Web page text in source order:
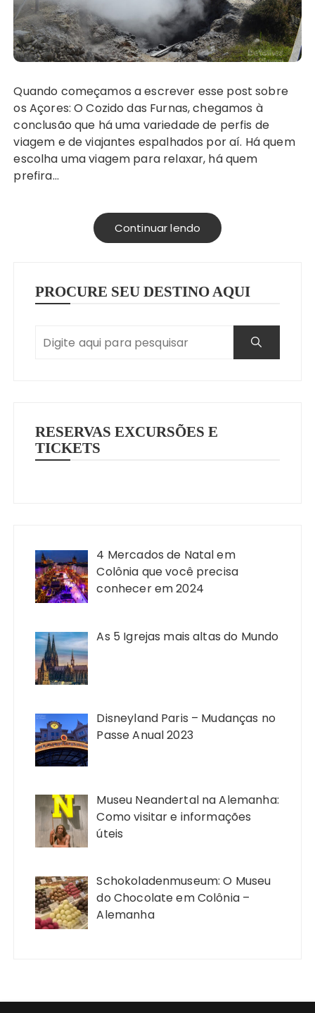
Quando começamos a escrever esse post sobre
os Açores: O Cozido das Furnas, chegamos à
conclusão que há uma variedade de perfis de
viagem e de viajantes espalhados por aí. Há quem
escolha uma viagem para relaxar, há quem
prefira…
Continuar lendo
PROCURE SEU DESTINO AQUI
RESERVAS EXCURSÕES E
TICKETS
4 Mercados de Natal em
Colônia que você precisa
conhecer em 2024
As 5 Igrejas mais altas do Mundo
Disneyland Paris – Mudanças no
Passe Anual 2023
Museu Neandertal na Alemanha:
Como visitar e informações
úteis
Schokoladenmuseum: O Museu
do Chocolate em Colônia –
Alemanha